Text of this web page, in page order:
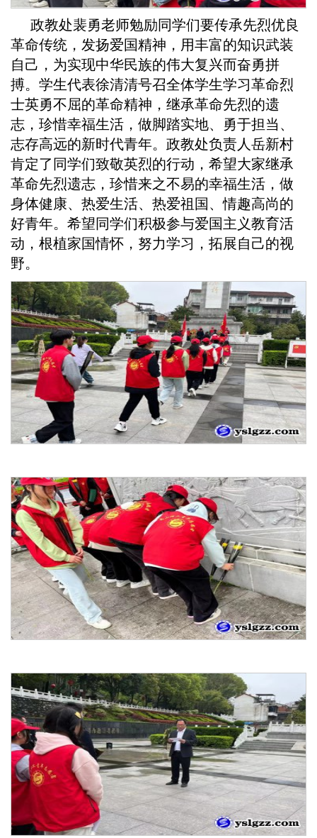
政教处裴勇老师勉励同学们要传承先烈优良
革命传统，发扬爱国精神，用丰富的知识武装
自己，为实现中华民族的伟大复兴而奋勇拼
搏。学生代表徐清清号召全体学生学习革命烈
士英勇不屈的革命精神，继承革命先烈的遗
志，珍惜幸福生活，做脚踏实地、勇于担当、
志存高远的新时代青年。政教处负责人岳新村
肯定了同学们致敬英烈的行动，希望大家继承
革命先烈遗志，珍惜来之不易的幸福生活，做
身体健康、热爱生活、热爱祖国、情趣高尚的
好青年。希望同学们积极参与爱国主义教育活
动，根植家国情怀，努力学习，拓展自己的视
野。